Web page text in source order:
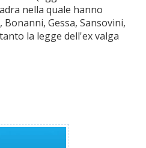
nella quale hanno
Gessa, Sansovini,
la legge dell'ex valga